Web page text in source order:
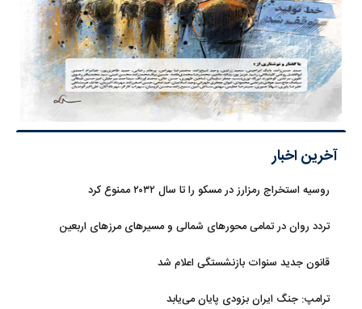
آخرین اخبار
روسیه استخراج رمزارز در مسکو را تا سال ۲۰۳۲ ممنوع کرد
تردد روان در تمامی محورهای شمالی و مسیرهای مرزهای اربعین
قانون جدید سنوات بازنشستگی اعلام شد
ترامپ: جنگ ایران بزودی پایان می‌یابد